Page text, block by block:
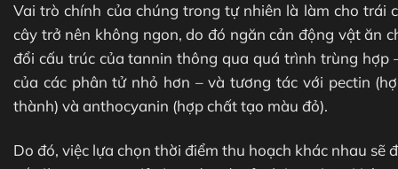
Vai trò chính của chúng trong tự nhiên là làm cho trái
cây trở nên không ngon, do đó ngăn cản động vật ăn
đổi cấu trúc của tannin thông qua quá trình trùng hợp
của các phân tử nhỏ hơn – và tương tác với pectin
thành) và anthocyanin (hợp chất tạo màu đỏ).
Do đó, việc lựa chọn thời điểm thu hoạch khác nhau